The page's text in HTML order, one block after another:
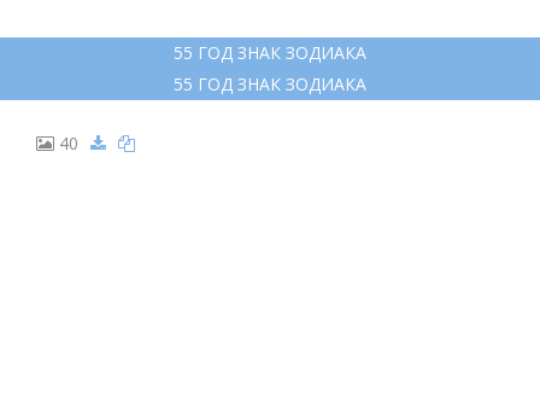
55 ГОД ЗНАК ЗОДИАКА
55 ГОД ЗНАК ЗОДИАКА
40